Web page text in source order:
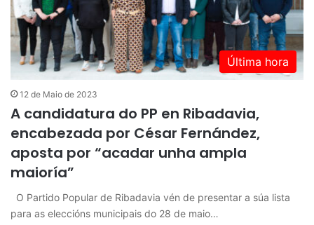
Última hora
12 de Maio de 2023
A candidatura do PP en Ribadavia,
encabezada por César Fernández,
aposta por “acadar unha ampla
maioría”
O Partido Popular de Ribadavia vén de presentar a súa lista
para as eleccións municipais do 28 de maio…